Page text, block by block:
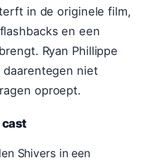
in de originele film,
en een
Ryan Phillippe
daarentegen niet
oproept.
cast
Shivers in een